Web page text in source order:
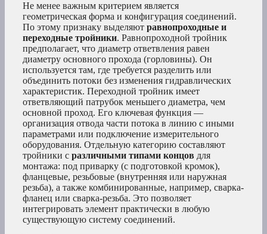
Не менее важным критерием является
геометрическая форма и конфигурация соединений.
По этому признаку выделяют равнопроходные и
переходные тройники. Равнопроходной тройник
предполагает, что диаметр ответвления равен
диаметру основного прохода (горловины). Он
используется там, где требуется разделить или
объединить потоки без изменения гидравлических
характеристик. Переходной тройник имеет
ответвляющий патрубок меньшего диаметра, чем
основной проход. Его ключевая функция —
организация отвода части потока в линию с иными
параметрами или подключение измерительного
оборудования. Отдельную категорию составляют
тройники с различными типами концов для
монтажа: под приварку (с подготовкой кромок),
фланцевые, резьбовые (внутренняя или наружная
резьба), а также комбинированные, например, сварка-
фланец или сварка-резьба. Это позволяет
интегрировать элемент практически в любую
существующую систему соединений.